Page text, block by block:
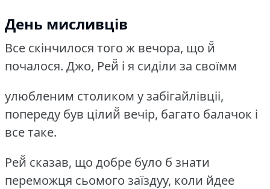
День мисливців
Все cкінчилося того ж вечора, що й̆
почалося. Джо, Рей̆ і я сиділи за своїмм
улюбленим столиком у забігайлівціі,
попереду був цілий̆ вечір, багато балачок і
все таке.
Рей̆ сказав, що добре було б знати
переможця сьомого заїздуу, коли йдее